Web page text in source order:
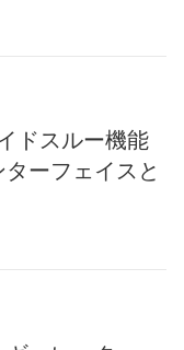
ドスルー機能
ターフェイスと